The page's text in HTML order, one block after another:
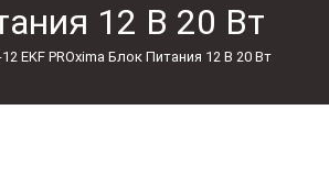
12 В 20 Вт
EKF PROxima Блок Питания 12 В 20 Вт